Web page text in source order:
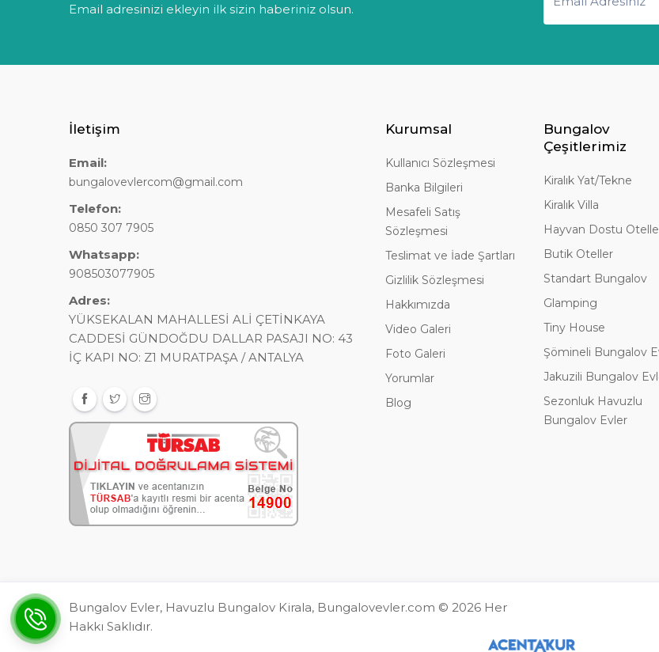
Email adresinizi ekleyin ilk sizin haberiniz olsun.
İletişim
Email:
bungalovevlercom@gmail.com
Telefon:
0850 307 7905
Whatsapp:
908503077905
Adres:
YÜKSEKALAN MAHALLESİ ALİ ÇETİNKAYA
CADDESİ GÜNDOĞDU DALLAR PASAJI NO: 43
İÇ KAPI NO: Z1 MURATPAŞA / ANTALYA
Kurumsal
Kullanıcı Sözleşmesi
Banka Bilgileri
Mesafeli Satış
Sözleşmesi
Teslimat ve İade Şartları
Gizlilik Sözleşmesi
Hakkımızda
Video Galeri
Foto Galeri
Yorumlar
Blog
Bungalov
Çeşitlerimiz
Kiralık Yat/Tekne
Kiralık Villa
Hayvan Dostu
Butik Oteller
Standart Bungalov
Glamping
Tiny House
Şömineli Bungalov
Jakuzili Bungalov
Sezonluk Havuzlu
Bungalov Evler
Bungalov Evler, Havuzlu Bungalov Kirala, Bungalovevler.com © 2026 Her
Hakkı Saklıdır.